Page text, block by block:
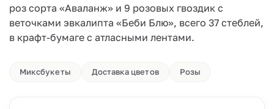
роз сорта «Аваланж» и 9 розовых гвоздик с
веточками эвкалипта «Беби Блю», всего 37 стеблей,
в крафт-бумаге с атласными лентами.
Миксбукеты Доставка цветов Розы